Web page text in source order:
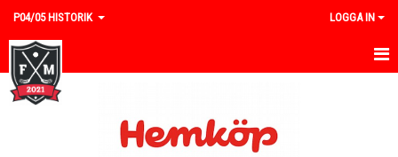
P04/05 HISTORIK LOGGA IN
HEM